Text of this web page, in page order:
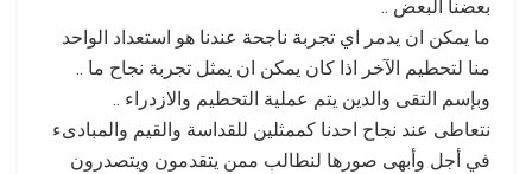
بعضنا البعض ..
ما يمكن ان يدمر اي تجربة ناجحة عندنا هو استعداد الواحد
منا لتحطيم الآخر اذا كان يمكن ان يمثل تجربة نجاح ما ..
وبإسم التقى والدين يتم عملية التحطيم والازدراء ..
نتعاطى عند نجاح احدنا كممثلين للقداسة والقيم والمبادىء
في أجل وأبهى صورها لنطالب ممن يتقدمون ويتصدرون